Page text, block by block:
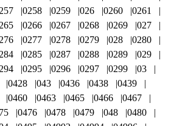
0258 0259 026 0260
0261
0266 0267 0268 0269
027
0277 0278 0279 028
0280
0285 0287 0288 0289
029
0295 0296 0297 0299
03
0428 043 0436 0438
0439
0460 0463 0465 0466
0467
0476 0478 0479 048
0480